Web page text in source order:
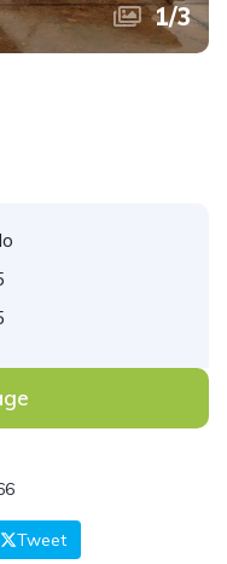
1/3
Tweet